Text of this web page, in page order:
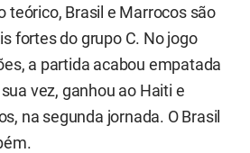
teórico, Brasil e Marrocos são
fortes do grupo C. No jogo
a partida acabou empatada
vez, ganhou ao Haiti e
na segunda jornada. O Brasil